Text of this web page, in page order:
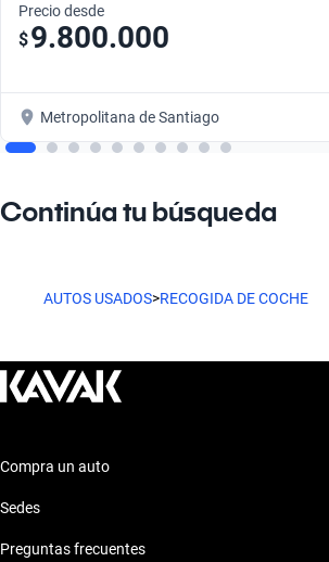
Precio desde
$9.800.000
Metropolitana de Santiago
Continúa tu búsqueda
AUTOS USADOS>RECOGIDA DE COCHE
Compra un auto
Sedes
Preguntas frecuentes